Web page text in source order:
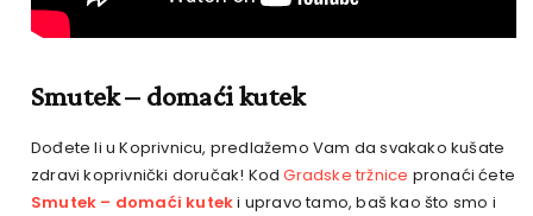
Smutek – domaći kutek
Dođete li u Koprivnicu, predlažemo Vam da svakako kušate
zdravi koprivnički doručak! KodGradske tržnice pronaći ćete
Smutek – domaći kuteki upravo tamo, baš kao što smo i